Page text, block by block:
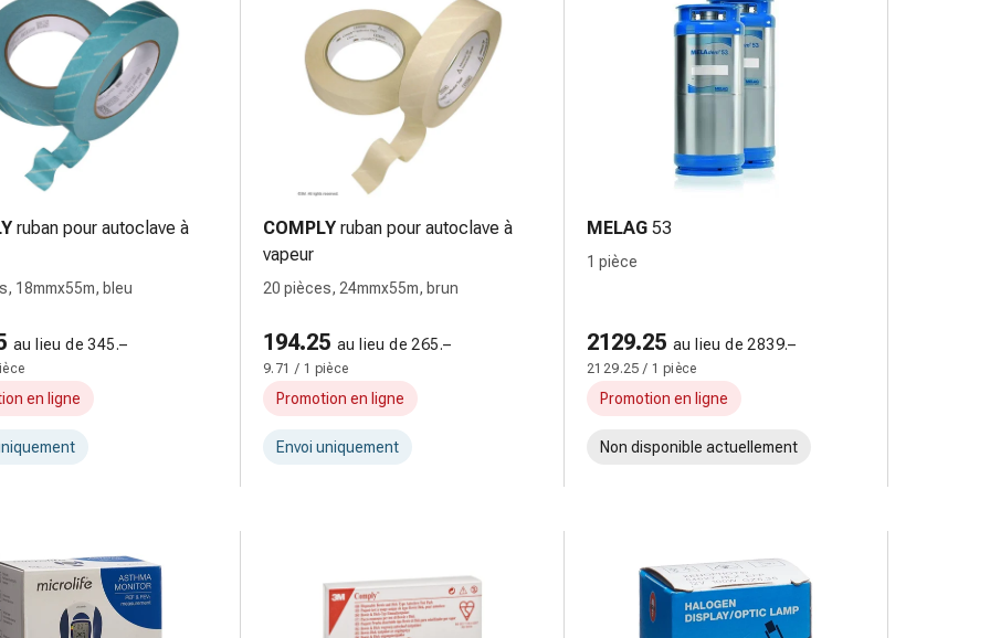
ruban pour autoclave à
18mmx55m, bleu
au lieu de 345.–
en ligne
COMPLY ruban pour autoclave à
vapeur
20 pièces, 24mmx55m, brun
194.25 au lieu de 265.–
9.71 / 1 pièce
Promotion en ligne
Envoi uniquement
MELAG 53
1 pièce
2129.25 au lieu de 2839.–
2129.25 / 1 pièce
Promotion en ligne
Non disponible actuellement